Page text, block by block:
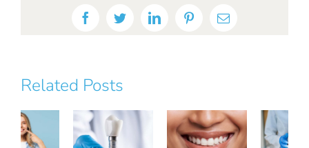
FacebookTwitterLinkedInPinterestEmail
Related Posts